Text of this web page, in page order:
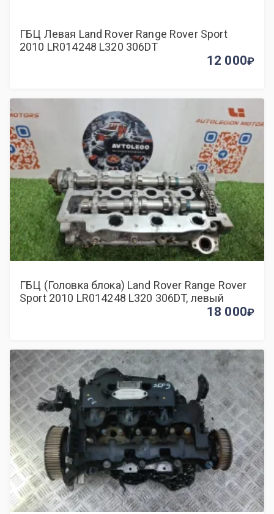
ГБЦ Левая Land Rover Range Rover Sport
2010 LR014248 L320 306DT
12 000
ГБЦ (Головка блока) Land Rover Range Rover
Sport 2010 LR014248 L320 306DT, левый
18 000